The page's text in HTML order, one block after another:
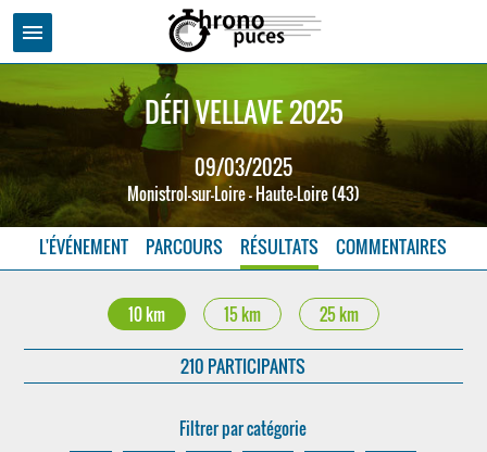
menu
DÉFI VELLAVE 2025
09/03/2025
Monistrol-sur-Loire - Haute-Loire (43)
L'ÉVÉNEMENT PARCOURS RÉSULTATS COMMENTAIRES
10 km 15 km 25 km
210 PARTICIPANTS
Filtrer par catégorie